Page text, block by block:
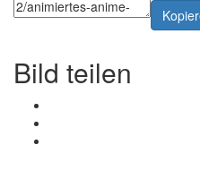
Bild teilen